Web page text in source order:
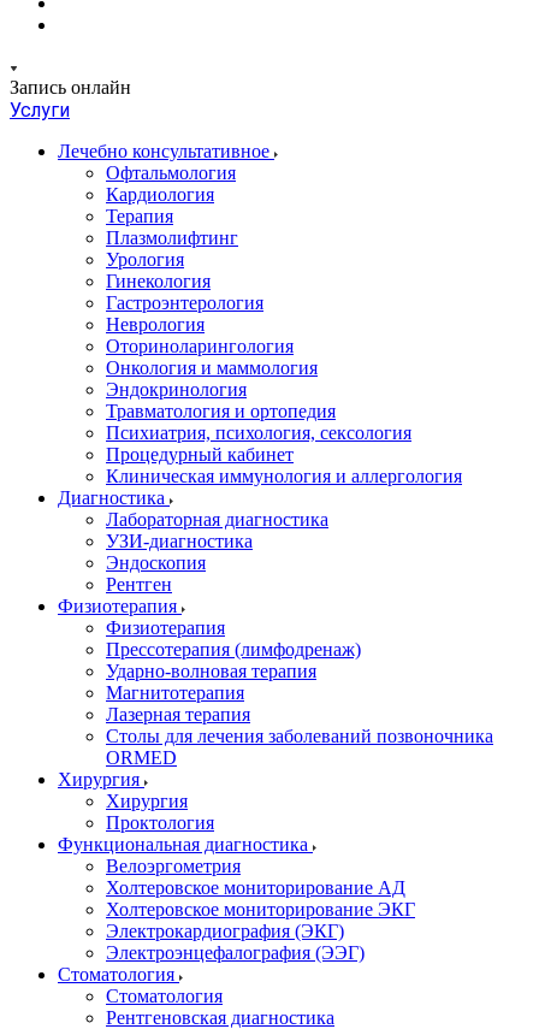
Запись онлайн
Услуги
Лечебно консультативное
Офтальмология
Кардиология
Терапия
Плазмолифтинг
Урология
Гинекология
Гастроэнтерология
Неврология
Оториноларингология
Онкология и маммология
Эндокринология
Травматология и ортопедия
Психиатрия, психология, сексология
Процедурный кабинет
Клиническая иммунология и аллергология
Диагностика
Лабораторная диагностика
УЗИ-диагностика
Эндоскопия
Рентген
Физиотерапия
Физиотерапия
Прессотерапия (лимфодренаж)
Ударно-волновая терапия
Магнитотерапия
Лазерная терапия
Столы для лечения заболеваний позвоночника
ORMED
Хирургия
Хирургия
Проктология
Функциональная диагностика
Велоэргометрия
Холтеровское мониторирование АД
Холтеровское мониторирование ЭКГ
Электрокардиография (ЭКГ)
Электроэнцефалография (ЭЭГ)
Стоматология
Стоматология
Рентгеновская диагностика